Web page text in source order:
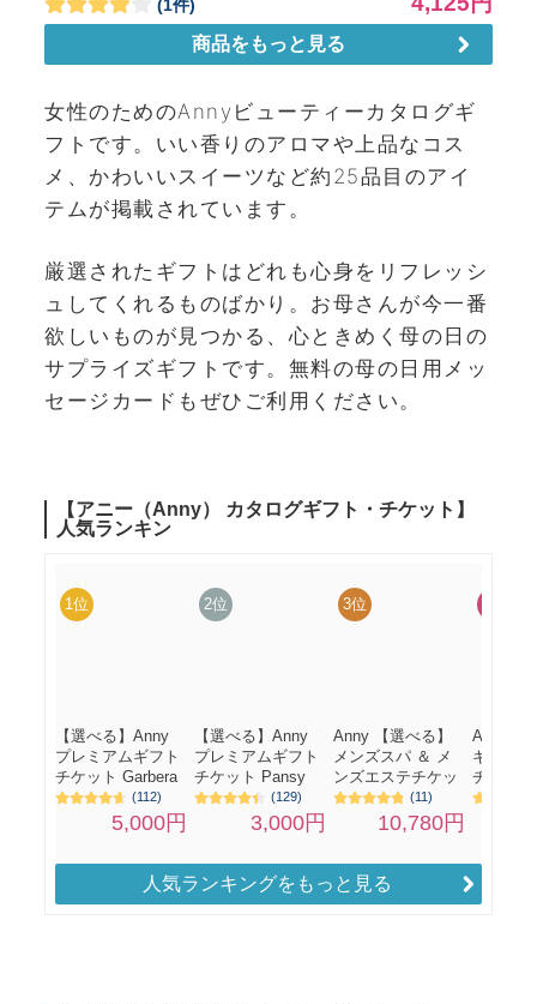
女性のためのAnnyビューティーカタログギ
フトです。いい香りのアロマや上品なコス
メ、かわいいスイーツなど約25品目のアイ
テムが掲載されています。
厳選されたギフトはどれも心身をリフレッシ
ュしてくれるものばかり。お母さんが今一番
欲しいものが見つかる、心ときめく母の日の
サプライズギフトです。無料の母の日用メッ
セージカードもぜひご利用ください。
人気ランキングをもっと見る